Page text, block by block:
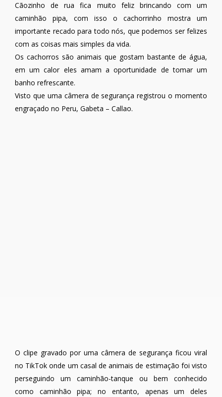
Cãozinho de rua fica muito feliz brincando com um
caminhão pipa, com isso o cachorrinho mostra um
importante recado para todo nós, que podemos ser felizes
com as coisas mais simples da vida.
Os cachorros são animais que gostam bastante de água,
em um calor eles amam a oportunidade de tomar um
banho refrescante.
Visto que uma câmera de segurança registrou o momento
engraçado no Peru, Gabeta – Callao.
O clipe gravado por uma câmera de segurança ficou viral
no TikTok onde um casal de animais de estimação foi visto
perseguindo um caminhão-tanque ou bem conhecido
como caminhão pipa; no entanto, apenas um deles